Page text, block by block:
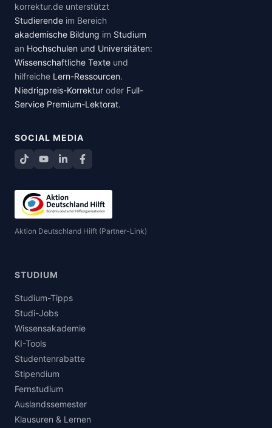
korrektur.de unterstützt
Studierende im Bereich
akademische Bildung im Studium
an Hochschulen und Universitäten:
Wissenschaftliche Texte und
hilfreiche Lern-Ressourcen.
Niedrigpreis-Korrektur oder Full-
Service Premium-Lektorat.
SOCIAL MEDIA
TikTokYouTube
LinkedInFacebook teilen
Aktion Deutschland Hilft (Partner-Link)
STUDIUM
Studium-Tipps
Studi-Jobs
Wissensakademie
KI-Tools
Studentenrabatte
Stipendium
Fernstudium
Auslandssemester
Klausuren & Lernen